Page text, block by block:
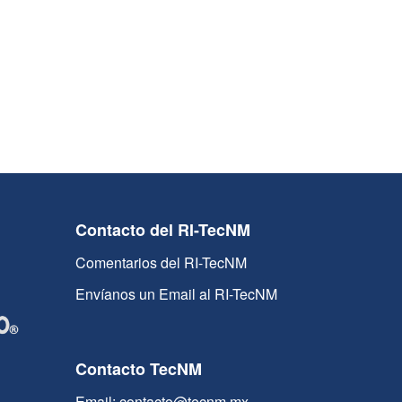
Contacto del RI-TecNM
Comentarios del RI-TecNM
Envíanos un Email al RI-TecNM
Contacto TecNM